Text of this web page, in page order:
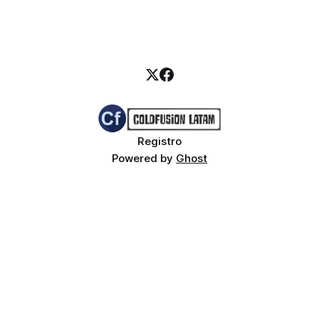
Registro
Powered by Ghost